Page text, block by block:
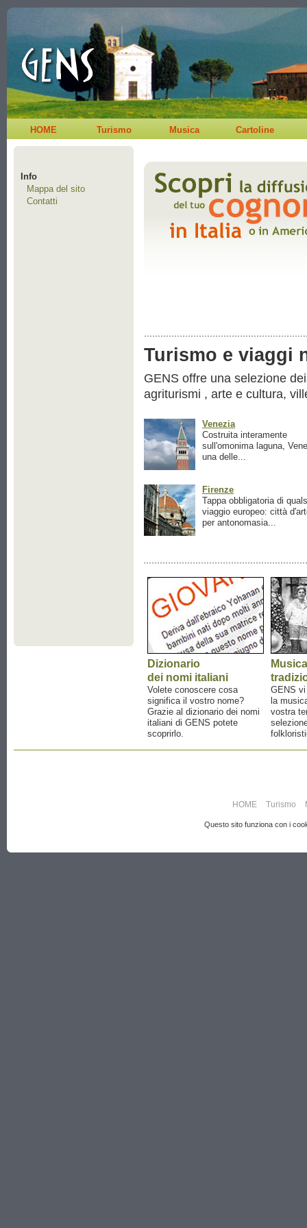
HOME Turismo Musica Cartoline
Info
Mappa del sito
Contatti
Turismo e viaggi
GENS offre una selezione
agriturismi , arte e cultura,
Venezia
Costruita interamente
sull'omonima laguna,
una delle...
Firenze
Tappa obbligatoria di
viaggio europeo: città
per antonomasia...
Dizionario
dei nomi italiani
Volete conoscere cosa
significa il vostro nome?
Grazie al dizionario dei nomi
italiani di GENS potete
scoprirlo.
Musica
GENS
la
vostra
HOME Turismo
Questo sito funziona con i